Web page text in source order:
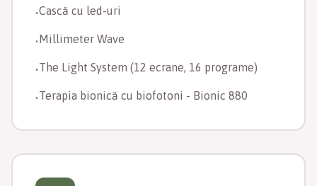
•Cască cu led-uri
•Millimeter Wave
•The Light System (12 ecrane, 16 programe)
•Terapia bionică cu biofotoni - Bionic 880